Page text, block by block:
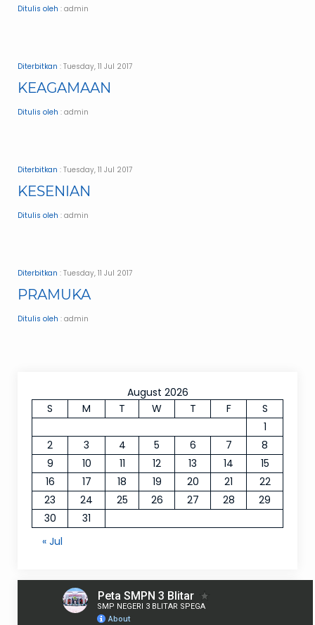
Ditulis oleh : admin
Diterbitkan : Tuesday, 11 Jul 2017
KEAGAMAAN
Ditulis oleh : admin
Diterbitkan : Tuesday, 11 Jul 2017
KESENIAN
Ditulis oleh : admin
Diterbitkan : Tuesday, 11 Jul 2017
PRAMUKA
Ditulis oleh : admin
August 2026
S
M T W T F
S
1
2
3 4 5 6 7
8
9
10 11 12 13 14
15
16
17 18 19 20 21
22
23
24 25 26 27 28
29
30
31
« Jul